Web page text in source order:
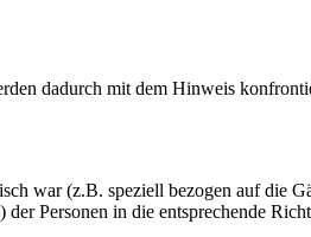
dadurch mit dem Hinweis
war (z.B. speziell bezogen auf
Personen in die entsprechende